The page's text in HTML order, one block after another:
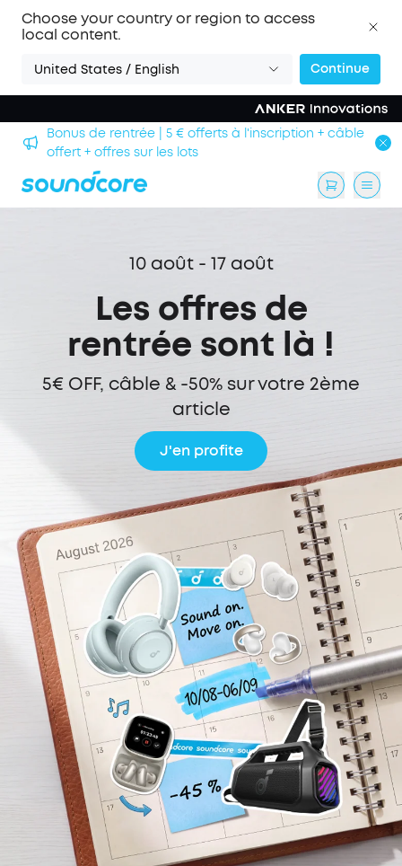
Choose your country or region to access
local content.
United States / English Continue
Bonus de rentrée | 5 € offerts à l'inscription + câble
offert + offres sur les lots
10 août - 17 août
Les offres de
rentrée sont là !
5€ OFF, câble & -50% sur votre 2ème
article
J'en profite